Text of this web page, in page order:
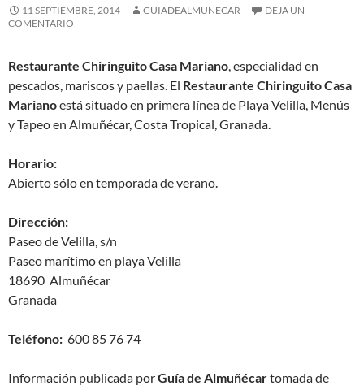
11 SEPTIEMBRE, 2014 GUIADEALMUNECAR
DEJA UN
COMENTARIO
Restaurante Chiringuito Casa Mariano , especialidad en
pescados, mariscos y paellas. El Restaurante Chiringuito Casa
Marianoestá situado en primera línea de Playa Velilla, Menús
y Tapeo en Almuñécar, Costa Tropical, Granada.
Horario:
Abierto sólo en temporada de verano.
Dirección:
Paseo de Velilla, s/n
Paseo marítimo en playa Velilla
18690 Almuñécar
Granada
Teléfono: 600 85 76 74
Información publicada porGuía de Almuñécartomada de